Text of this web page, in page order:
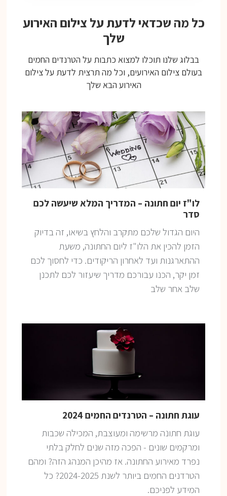
כל מה שכדאי לדעת על צילום האירוע
שלך
בבלוג שלנו תוכלו למצוא כתבות על הטרנדים החמים
בעולם צילום האירועים, וכל מה תרצית לדעת על צילום
האירוע הבא שלך
לו"ז יום חתונה – המדריך המלא שיעשה לכם
סדר
היום הגדול שלכם מתקרב והלחץ בשיאו, זה בדיוק
הזמן להכין את הלו"ז ליום החתונה, משעת
ההתארגנות ועד לאחרון הריקודים. כדי לחסוך לכם
זמן יקר, הכנו עבורכם מדריך שיעזור לכם לתכנן
שלב אחר שלב
עוגת חתונה – הטרנדים החמים 2024
עוגת חתונה מרשימה ומעוצבת, המכילה שכבות
ומרקמים שונים - הפכה מזה שנים לחלק בלתי
נפרד מאירוע החתונה. אז מהיכן המנהג הזה? ומהם
הטרדנים החמים ביותר לשנת 2024-2025? כל
המידע לפניכם.